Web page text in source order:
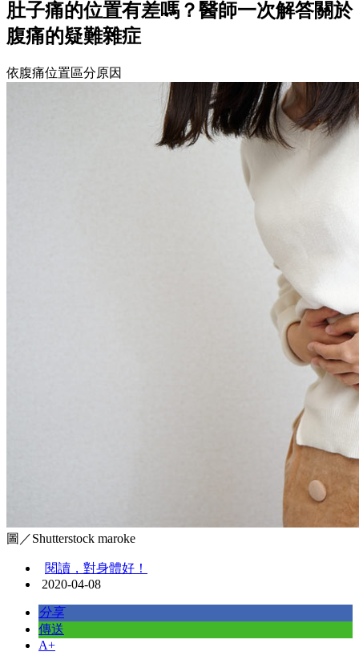
肚子痛的位置有差嗎？醫師一次解答關於
腹痛的疑難雜症
依腹痛位置區分原因
圖／Shutterstock maroke
閱讀，對身體好！
2020-04-08
分享
傳送
A+